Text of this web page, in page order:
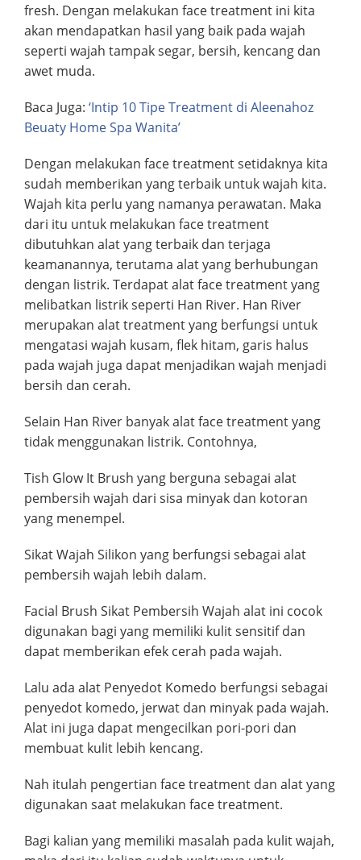
fresh. Dengan melakukan face treatment ini kita
akan mendapatkan hasil yang baik pada wajah
seperti wajah tampak segar, bersih, kencang dan
awet muda.
Baca Juga: ‘Intip 10 Tipe Treatment di Aleenahoz
Beuaty Home Spa Wanita’
Dengan melakukan face treatment setidaknya kita
sudah memberikan yang terbaik untuk wajah kita.
Wajah kita perlu yang namanya perawatan. Maka
dari itu untuk melakukan face treatment
dibutuhkan alat yang terbaik dan terjaga
keamanannya, terutama alat yang berhubungan
dengan listrik. Terdapat alat face treatment yang
melibatkan listrik seperti Han River. Han River
merupakan alat treatment yang berfungsi untuk
mengatasi wajah kusam, flek hitam, garis halus
pada wajah juga dapat menjadikan wajah menjadi
bersih dan cerah.
Selain Han River banyak alat face treatment yang
tidak menggunakan listrik. Contohnya,
Tish Glow It Brush yang berguna sebagai alat
pembersih wajah dari sisa minyak dan kotoran
yang menempel.
Sikat Wajah Silikon yang berfungsi sebagai alat
pembersih wajah lebih dalam.
Facial Brush Sikat Pembersih Wajah alat ini cocok
digunakan bagi yang memiliki kulit sensitif dan
dapat memberikan efek cerah pada wajah.
Lalu ada alat Penyedot Komedo berfungsi sebagai
penyedot komedo, jerwat dan minyak pada wajah.
Alat ini juga dapat mengecilkan pori-pori dan
membuat kulit lebih kencang.
Nah itulah pengertian face treatment dan alat yang
digunakan saat melakukan face treatment.
Bagi kalian yang memiliki masalah pada kulit wajah,